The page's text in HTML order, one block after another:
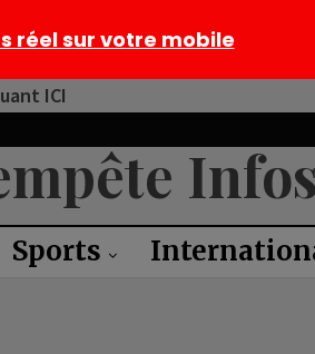
ICI
Sports
réel sur votre mobile